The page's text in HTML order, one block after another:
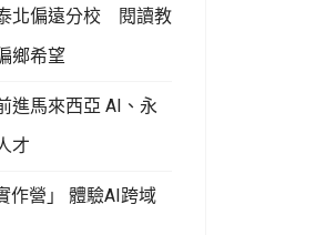
北偏遠分校 閱讀教
鄉希望
進馬來西亞 AI、永
才
作營」 體驗AI跨域